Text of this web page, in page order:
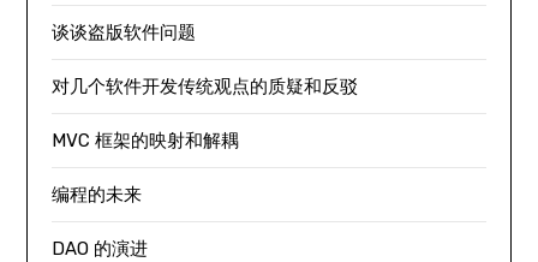
谈谈盗版软件问题
对几个软件开发传统观点的质疑和反驳
MVC 框架的映射和解耦
编程的未来
DAO 的演进